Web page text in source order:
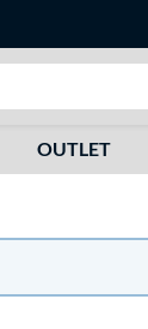
OUTLET